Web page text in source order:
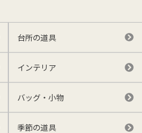
台所の道具
インテリア
バッグ・小物
季節の道具